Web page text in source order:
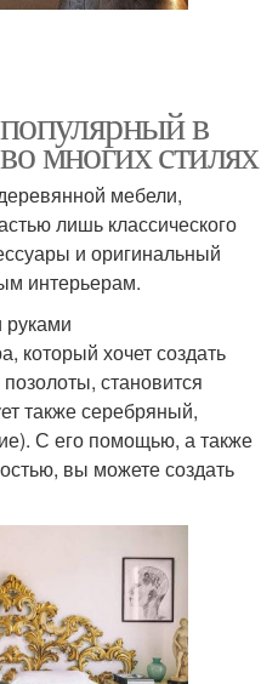
в
многих стилях
мебели,
лишь классического
и оригинальный
интерьерам.
который хочет создать
становится
также серебряный,
С его помощью, а также
вы можете создать